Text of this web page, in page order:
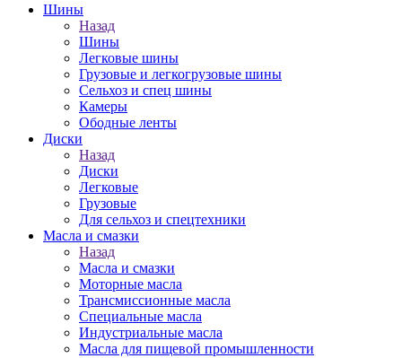
Шины
Назад
Шины
Легковые шины
Грузовые и легкогрузовые шины
Сельхоз и спец шины
Камеры
Ободные ленты
Диски
Назад
Диски
Легковые
Грузовые
Для сельхоз и спецтехники
Масла и смазки
Назад
Масла и смазки
Моторные масла
Трансмиссионные масла
Специальные масла
Индустриальные масла
Масла для пищевой промышленности